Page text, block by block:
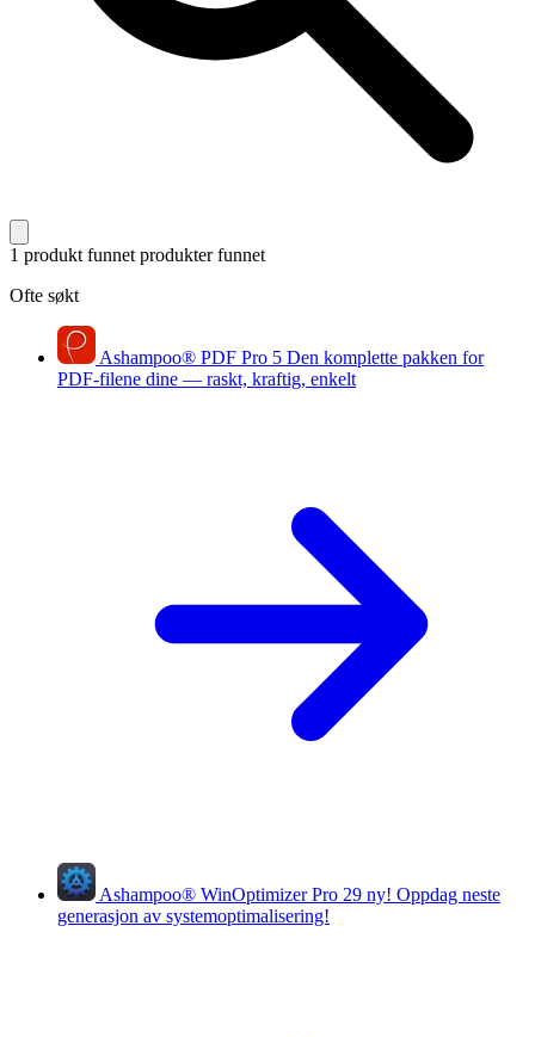
1 produkt funnet produkter funnet
Ofte søkt
Ashampoo® PDF Pro 5 Den komplette pakken for
PDF-filene dine — raskt, kraftig, enkelt
Ashampoo® WinOptimizer Pro 29 ny! Oppdag neste
generasjon av systemoptimalisering!